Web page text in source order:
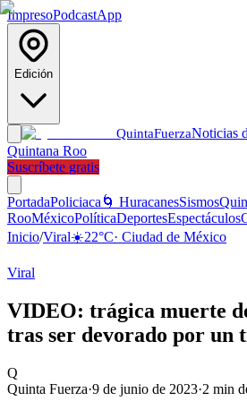
ImpresoPodcastApp
Edición
QuintaFuerzaNoticias
Quintana Roo
Suscríbete gratis
PortadaPoliciaca 🌀 HuracanesSismos
RooMéxicoPolíticaDeportesEspectáculos
Inicio/Viral☀️22°C· Ciudad de México
Viral
VIDEO: trágica muerte
tras ser devorado por un
Q
Quinta Fuerza·9 de junio de 2023·2 min